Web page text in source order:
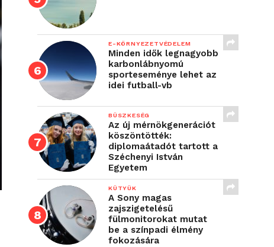
E-KÖRNYEZETVÉDELEM
Minden idők legnagyobb
karbonlábnyomú
sporteseménye lehet az
idei futball-vb
BÜSZKESÉG
Az új mérnökgenerációt
köszöntötték:
diplomaátadót tartott a
Széchenyi István
Egyetem
KÜTYÜK
A Sony magas
zajszigetelésű
fülmonitorokat mutat
be a színpadi élmény
fokozására